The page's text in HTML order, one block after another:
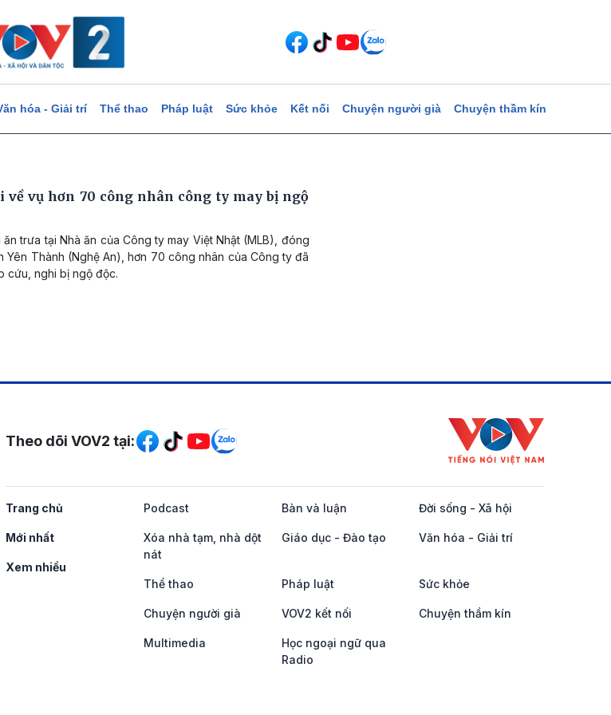
hóa - Giải trí Thể thao Pháp luật Sức khỏe Kết nối Chuyện người già Chuyện thầm kín
về vụ hơn 70 công nhân công ty may bị ngộ
trưa tại Nhà ăn của Công ty may Việt Nhật (MLB), đóng
Yên Thành (Nghệ An), hơn 70 công nhân của Công ty đã
cứu, nghi bị ngộ độc.
Mạng xã hội
Theo dõi VOV2 tại:
Trang chủ
Mới nhất
Xem nhiều
Podcast Bàn và luận Đời sống - Xã hội
Xóa nhà tạm, nhà dột
nát
Giáo dục - Đào tạo Văn hóa - Giải trí
Thể thao Pháp luật Sức khỏe
Chuyện người già VOV2 kết nối Chuyện thầm kín
Multimedia
Học ngoại ngữ qua
Radio